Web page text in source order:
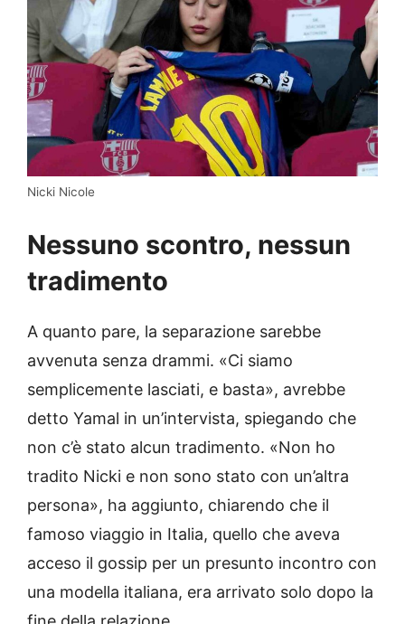
Nicki Nicole
Nessuno scontro, nessun
tradimento
A quanto pare, la separazione sarebbe
avvenuta senza drammi. «Ci siamo
semplicemente lasciati, e basta», avrebbe
detto Yamal in un’intervista, spiegando che
non c’è stato alcun tradimento. «Non ho
tradito Nicki e non sono stato con un’altra
persona», ha aggiunto, chiarendo che il
famoso viaggio in Italia, quello che aveva
acceso il gossip per un presunto incontro con
una modella italiana, era arrivato solo dopo la